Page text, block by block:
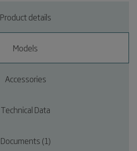
Product details
Models
Accessories
Technical Data
Documents (1)